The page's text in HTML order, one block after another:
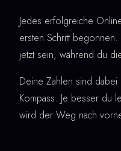
Jedes erfolgreiche
ersten Schritt
jetzt sein, während du
Deine Zahlen sind
Kompass. Je besser du
wird der Weg nach